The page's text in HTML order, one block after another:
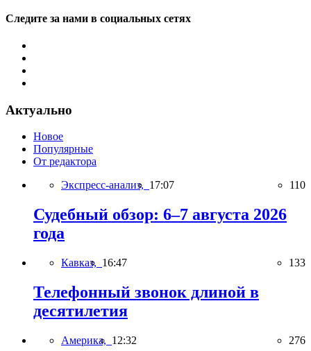
Следите за нами в социальных сетях
Актуально
Новое
Популярные
От редактора
Экспресс-анализ, 17:07 110
Судебный обзор: 6–7 августа 2026
года
Кавказ, 16:47 133
Телефонный звонок длиной в
десятилетия
Америка, 12:32 276